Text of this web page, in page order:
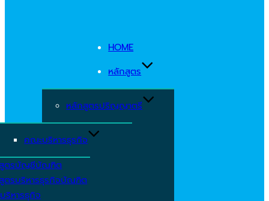
HOME
หลักสูตร
หลักสูตรปริญญาตรี
คณะบริหารธุรกิจ
ตรบัญชีบัณฑิต
ตรบริหารธุรกิจบัณฑิต
ริหารธุกิจ